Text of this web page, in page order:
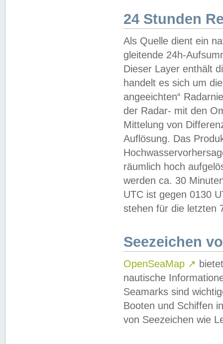
24 Stunden
Als Quelle dient ein
gleitende 24h-
Dieser Layer enthält
handelt es sich um
angeeichten“
der Radar- mit den
Mittelung von
Auflösung. Das
räumlich hoch
werden ca. 30
UTC ist gegen 0130
stehen für die letzten
Seezeichen
OpenSeaMap ↗
nautische
Seamarks sind
Booten und Schiffen
von Seezeichen wie